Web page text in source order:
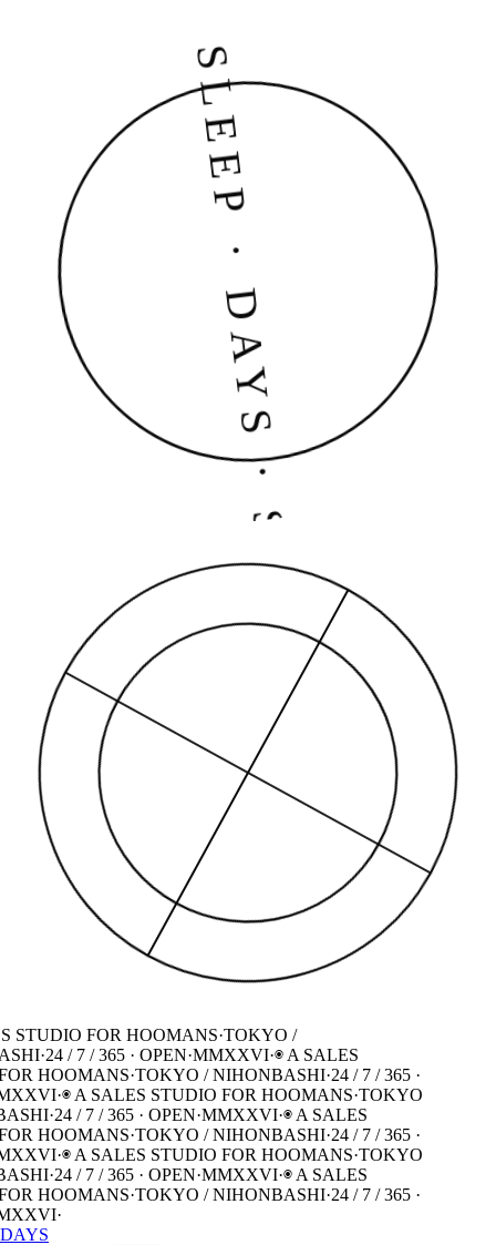
FOR HOOMANS·TOKYO /
·24 / 7 / 365 · OPEN·MMXXVI·◉ A SALES
HOOMANS·TOKYO / NIHONBASHI·24 / 7 / 365 ·
·◉ A SALES STUDIO FOR HOOMANS·TOKYO
·24 / 7 / 365 · OPEN·MMXXVI·◉ A SALES
HOOMANS·TOKYO / NIHONBASHI·24 / 7 / 365 ·
·◉ A SALES STUDIO FOR HOOMANS·TOKYO
·24 / 7 / 365 · OPEN·MMXXVI·◉ A SALES
HOOMANS·TOKYO / NIHONBASHI·24 / 7 / 365 ·
·
DAYS